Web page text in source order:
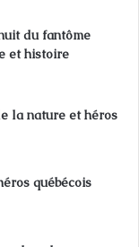
du fantôme
et histoire
la nature et héros
québécois